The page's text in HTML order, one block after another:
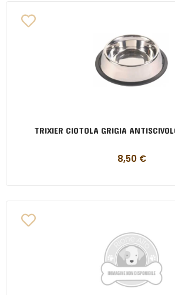
TRIXIER CIOTOLA GRIGIA
8,50 €